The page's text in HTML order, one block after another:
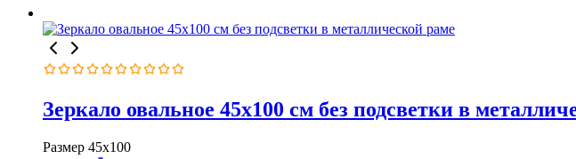
5
Зеркало овальное 45х100 см без подсветки в
Размер 45х100